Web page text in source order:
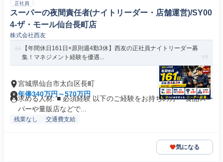
正社員
スーパーの夜間責任者(ナイトリーダー・店舗運営)/SY00
4-ザ・モール仙台長町店
株式会社西友
【年間休日161日×原則週4勤3休】西友の正社員ナイトリーダー募
集！マネジメント経験を優遇...
宮城県仙台市太白区長町
年俸340万円～570万円
求める人材: ■ 必須経験 以下のご経験をお持ちの方 ・食品スー
パーや量販店などで...
残業なし 交通費支給
気になる